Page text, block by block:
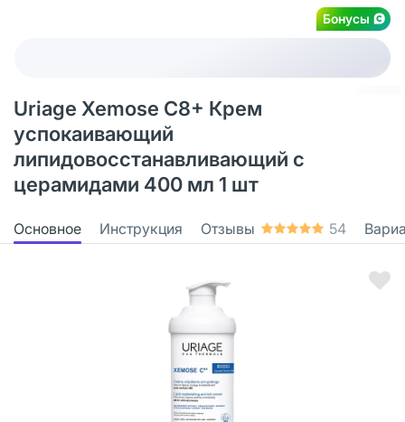
Бонусы
Uriage Xemose C8+ Крем
успокаивающий
липидовосстанавливающий с
церамидами 400 мл 1 шт
Основное Инструкция Отзывы 54